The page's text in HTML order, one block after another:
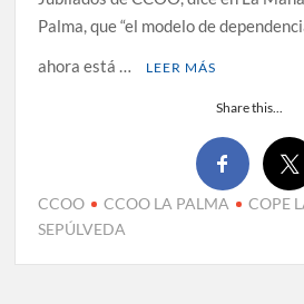
Palma, que “el modelo de
ahora está …
LEER MÁS
Share this...
CCOO CCOO LA PALMA COPE
SEPÚLVEDA